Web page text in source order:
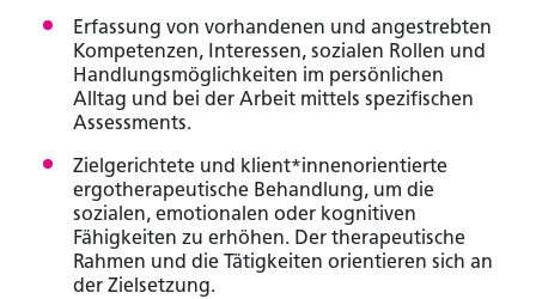
Erfassung von vorhandenen und angestrebten
Kompetenzen, Interessen, sozialen Rollen und
Handlungsmöglichkeiten im persönlichen
Alltag und bei der Arbeit mittels spezifischen
Assessments.
Zielgerichtete und klient*innenorientierte
ergotherapeutische Behandlung, um die
sozialen, emotionalen oder kognitiven
Fähigkeiten zu erhöhen. Der therapeutische
Rahmen und die Tätigkeiten orientieren sich an
der Zielsetzung.